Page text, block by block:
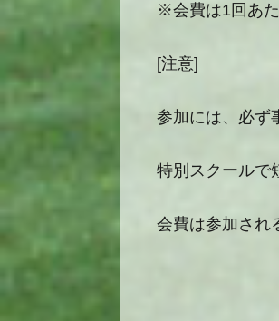
※会費は1回あ
[注意]
参加には、必ず
特別スクールで
会費は参加され